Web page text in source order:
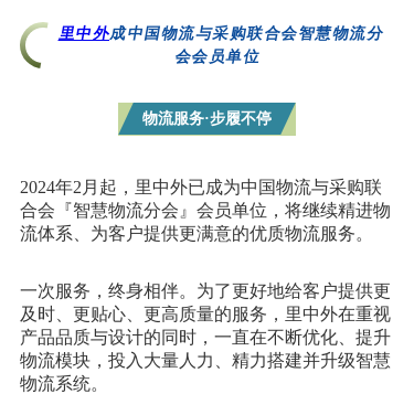
里中外成中国物流与采购联合会智慧物流分
会会员单位
物流服务·步履不停
2024年2月起，里中外已成为中国物流与采购联
合会『智慧物流分会』会员单位，将继续精进物
流体系、为客户提供更满意的优质物流服务。
一次服务，终身相伴。为了更好地给客户提供更
及时、更贴心、更高质量的服务，里中外在重视
产品品质与设计的同时，一直在不断优化、提升
物流模块，投入大量人力、精力搭建并升级智慧
物流系统。